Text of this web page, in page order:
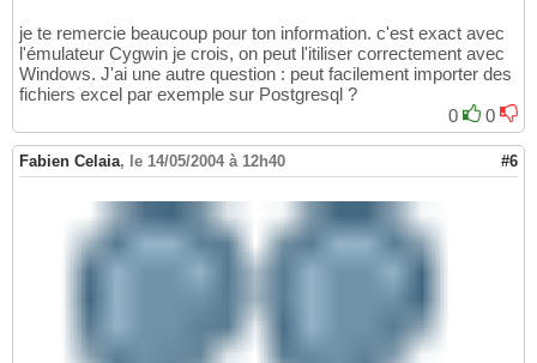
je te remercie beaucoup pour ton information. c'est exact avec
l'émulateur Cygwin je crois, on peut l'itiliser correctement avec
Windows. J'ai une autre question : peut facilement importer des
fichiers excel par exemple sur Postgresql ?
0
0
Fabien Celaia, le 14/05/2004 à 12h40 #6